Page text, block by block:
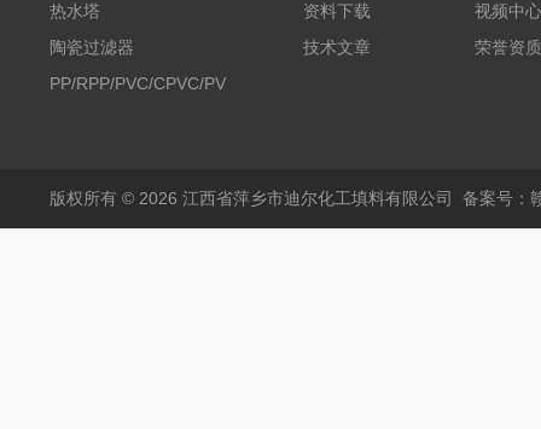
热水塔
陶瓷过滤器
PP/RPP/PVC/CPVC/PVDF
资料下载
技术文章
视频中心
荣誉资质
版权所有 © 2026 江西省萍乡市迪尔化工填料有限公司 备案号：